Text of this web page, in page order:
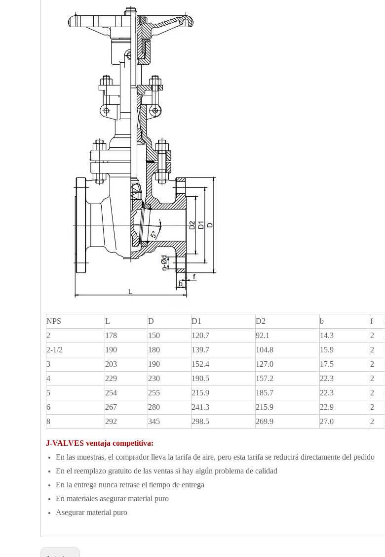
NPS L D D1 D2 b f
2
178 150 120.7 92.1 14.3 2
2-1/2
190 180 139.7 104.8 15.9 2
3
203 190 152.4 127.0 17.5 2
4
229 230 190.5 157.2 22.3 2
5
254 255 215.9 185.7 22.3 2
6
267 280 241.3 215.9 22.9 2
8
292 345 298.5 269.9 27.0 2
J-VALVES ventaja competitiva:
En las muestras, el comprador lleva la tarifa de aire, pero esta tarifa se reducirá directamente del pedido
En el reemplazo gratuito de las ventas si hay algún problema de calidad
En la entrega nunca retrase el tiempo de entrega
En materiales asegurar material puro
Asegurar material puro